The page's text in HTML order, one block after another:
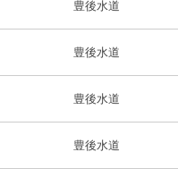
豊後水道
豊後水道
豊後水道
豊後水道